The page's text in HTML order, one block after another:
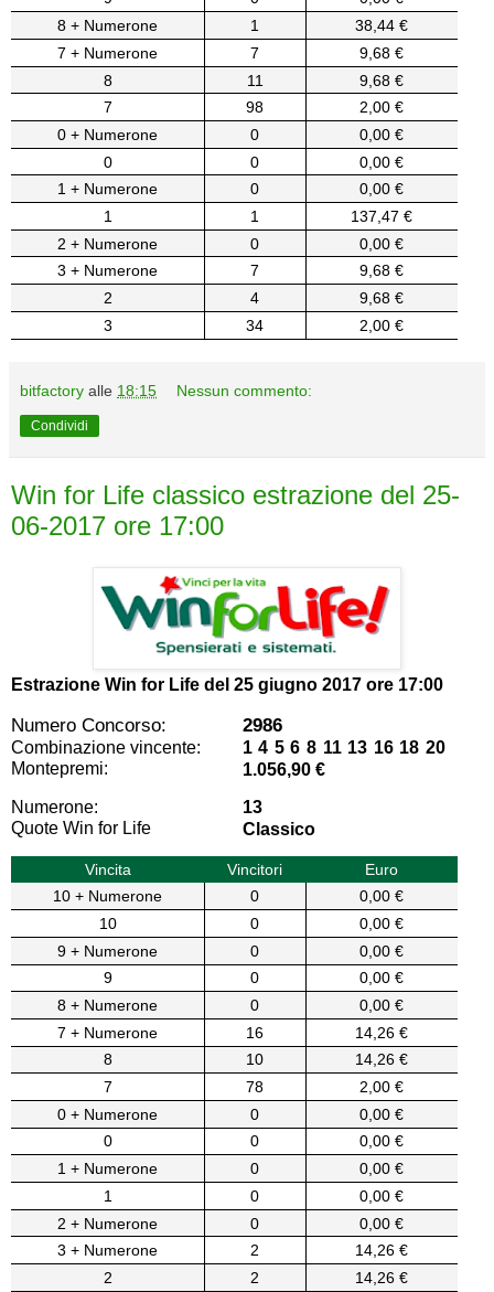
8 + Numerone
1
38,44 €
7 + Numerone
7
9,68 €
8
11
9,68 €
7
98
2,00 €
0 + Numerone
0
0,00 €
0
0
0,00 €
1 + Numerone
0
0,00 €
1
1
137,47 €
2 + Numerone
0
0,00 €
3 + Numerone
7
9,68 €
2
4
9,68 €
3
34 2,00 €
bitfactory alle 18:15 Nessun commento:
Condividi
Win for Life classico estrazione del 25-
06-2017 ore 17:00
Estrazione Win for Life del 25 giugno 2017 ore 17:00
Numero Concorso: 2986
Combinazione vincente:
1 4 5 6 8 11 13 16 18 20
Montepremi:
1.056,90 €
Numerone:
13
Quote Win for Life
Classico
Vincita Vincitori
Euro
10 + Numerone
0
0,00 €
10
0
0,00 €
9 + Numerone
0
0,00 €
9
0
0,00 €
8 + Numerone
0
0,00 €
7 + Numerone
16
14,26 €
8
10
14,26 €
7
78
2,00 €
0 + Numerone
0
0,00 €
0
0
0,00 €
1 + Numerone
0
0,00 €
1
0
0,00 €
2 + Numerone
0
0,00 €
3 + Numerone
2
14,26 €
2
2 14,26 €